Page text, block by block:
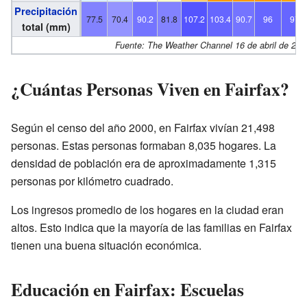
Precipitación
total (mm)
77.5 70.4 90.2 81.8 107.2 103.4 90.7 96 97
Fuente: The Weather Channel 16 de abril de
¿Cuántas Personas Viven en Fairfax?
Según el censo del año 2000, en Fairfax vivían 21,498
personas. Estas personas formaban 8,035 hogares. La
densidad de población era de aproximadamente 1,315
personas por kilómetro cuadrado.
Los ingresos promedio de los hogares en la ciudad eran
altos. Esto indica que la mayoría de las familias en Fairfax
tienen una buena situación económica.
Educación en Fairfax: Escuelas